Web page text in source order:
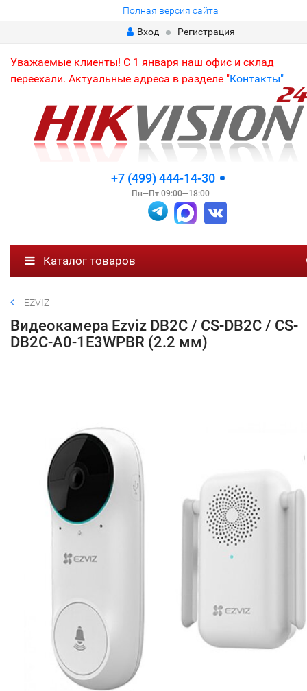
Полная версия сайта
Вход
Регистрация
Уважаемые клиенты! С 1 января наш офис и склад
переехали. Актуальные адреса в разделе "Контакты"
+7 (499) 444-14-30
Пн—Пт 09:00—18:00
Каталог товаров
EZVIZ
Видеокамера Ezviz DB2C / CS-DB2C / CS-
DB2C-A0-1E3WPBR (2.2 мм)